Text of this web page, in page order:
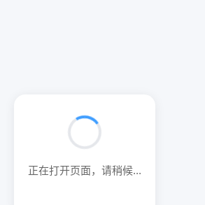
正在打开页面，请稍候...